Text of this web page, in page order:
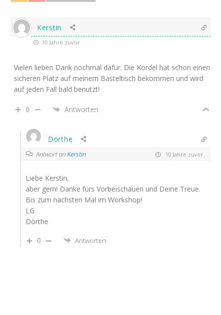
Kerstin
10 Jahre zuvor
Vielen lieben Dank nochmal dafür. Die Kordel hat schon einen
sicheren Platz auf meinem Basteltisch bekommen und wird
auf jeden Fall bald benutzt!
0 Antworten
Dörthe
Antwort anKerstin 10 Jahre zuvor
Liebe Kerstin,
aber gern! Danke fürs Vorbeischauen und Deine Treue.
Bis zum nächsten Mal im Workshop!
LG
Dörthe
0
Antworten